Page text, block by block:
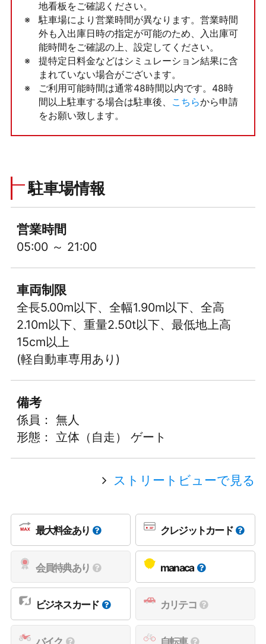
地看板をご確認ください。
駐車場により営業時間が異なります。営業時間
外も入出庫日時の指定が可能のため、入出庫可
能時間をご確認の上、設定してください。
提特定日料金などはシミュレーション結果に含
まれていない場合がございます。
ご利用可能時間は通常48時間以内です。48時
間以上駐車する場合は駐車後、
こちらから申請
をお願い致します。
駐車場情報
営業時間
05:00 ～ 21:00
車両制限
全長5.00m以下、全幅1.90m以下、全高
2.10m以下、重量2.50t以下、最低地上高
15cm以上
(軽自動車専用あり)
備考
係員： 無人
形態： 立体（自走） ゲート
ストリートビューで見る
最大料金あり クレジットカード
会員特典あり manaca
ビジネスカード カリテコ